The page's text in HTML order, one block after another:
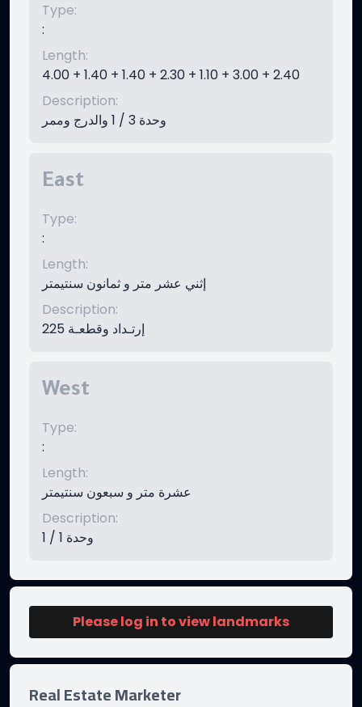
Type:
:
Length:
4.00 + 1.40 + 1.40 + 2.30 + 1.10 + 3.00 + 2.40
Description:
وحدة 3 / 1 والدرج وممر
East
Type:
:
Length:
إثني عشر متر و ثمانون سنتيمتر
Description:
إرتـداد وقطعـة 225
West
Type:
:
Length:
عشرة متر و سبعون سنتيمتر
Description:
وحدة 1 / 1
Please log in to view landmarks
Real Estate Marketer